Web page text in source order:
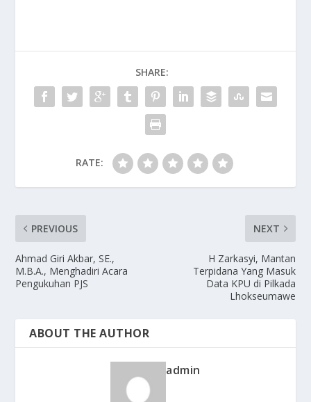
o
o
k
o
n SHARE:
RATE:
PREVIOUS
Ahmad Giri Akbar, SE.,
M.B.A., Menghadiri Acara
Pengukuhan PJS
NEXT
H Zarkasyi, Mantan
Terpidana Yang Masuk
Data KPU di Pilkada
Lhokseumawe
ABOUT THE AUTHOR
admin